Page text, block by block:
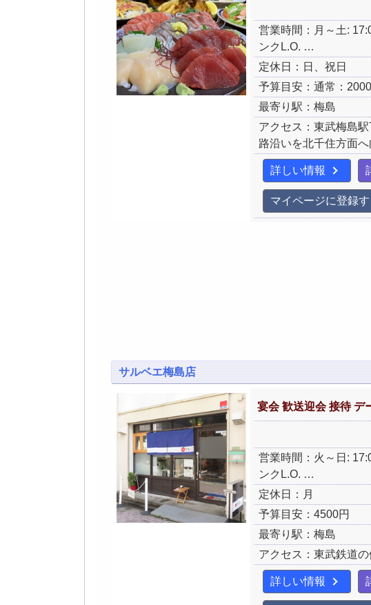
営業時間：月～土:
ンクL.O. …
定休日：日、祝日
予算目安：通常：
最寄り駅：梅島
アクセス：東武梅島
路沿いを北千住方面
詳しい情報
マイページに登録す
サルベエ梅島店
宴会 歓送迎会 接待 デ
営業時間：火～日:
ンクL.O. …
定休日：月
予算目安：4500円
最寄り駅：梅島
アクセス：東武鉄道
詳しい情報